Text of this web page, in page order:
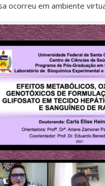
ocorreu em ambiente